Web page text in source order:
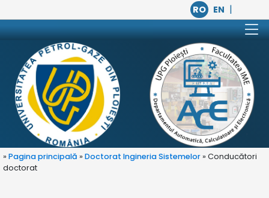
RO EN |
» Pagina principală » Doctorat Ingineria Sistemelor » Conducători
doctorat